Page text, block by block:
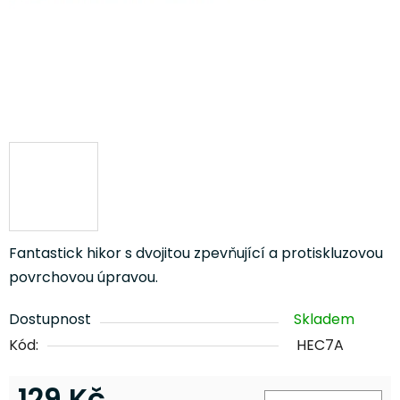
Fantastick hikor s dvojitou zpevňující a protiskluzovou
povrchovou úpravou.
Dostupnost
Skladem
Kód:
HEC7A